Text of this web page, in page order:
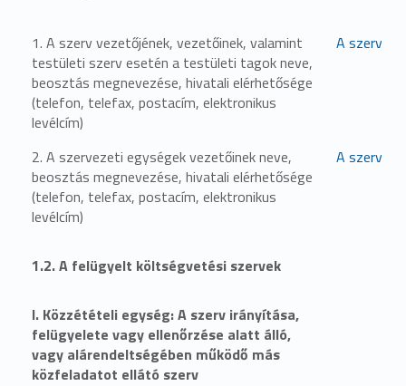
1. A szerv vezetőjének, vezetőinek, valamint
testületi szerv esetén a testületi tagok neve,
beosztás megnevezése, hivatali elérhetősége
(telefon, telefax, postacím, elektronikus
levélcím)
A szerv
2. A szervezeti egységek vezetőinek neve,
beosztás megnevezése, hivatali elérhetősége
(telefon, telefax, postacím, elektronikus
levélcím)
A
1.2. A felügyelt költségvetési szervek
I. Közzétételi egység: A szerv irányítása,
felügyelete vagy ellenőrzése alatt álló,
vagy alárendeltségében működő más
közfeladatot ellátó szerv